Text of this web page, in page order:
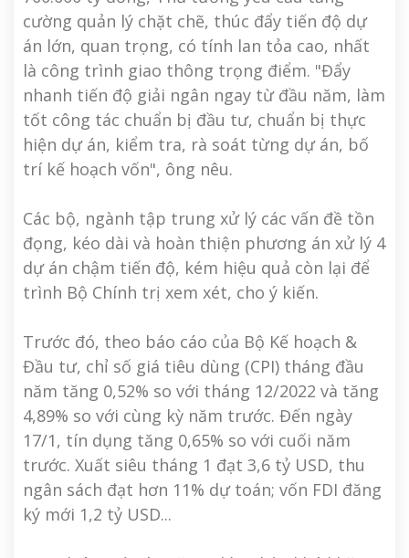
cường quản lý chặt chẽ, thúc đẩy tiến độ dự
án lớn, quan trọng, có tính lan tỏa cao, nhất
là công trình giao thông trọng điểm. "Đẩy
nhanh tiến độ giải ngân ngay từ đầu năm, làm
tốt công tác chuẩn bị đầu tư, chuẩn bị thực
hiện dự án, kiểm tra, rà soát từng dự án, bố
trí kế hoạch vốn", ông nêu.
Các bộ, ngành tập trung xử lý các vấn đề tồn
đọng, kéo dài và hoàn thiện phương án xử lý 4
dự án chậm tiến độ, kém hiệu quả còn lại để
trình Bộ Chính trị xem xét, cho ý kiến.
Trước đó, theo báo cáo của Bộ Kế hoạch &
Đầu tư, chỉ số giá tiêu dùng (CPI) tháng đầu
năm tăng 0,52% so với tháng 12/2022 và tăng
4,89% so với cùng kỳ năm trước. Đến ngày
17/1, tín dụng tăng 0,65% so với cuối năm
trước. Xuất siêu tháng 1 đạt 3,6 tỷ USD, thu
ngân sách đạt hơn 11% dự toán; vốn FDI đăng
ký mới 1,2 tỷ USD...